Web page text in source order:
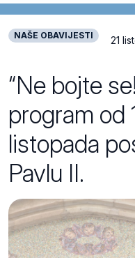
NAŠE OBAVIJESTI 21
“Ne bojte
program od
listopada
Pavlu II.